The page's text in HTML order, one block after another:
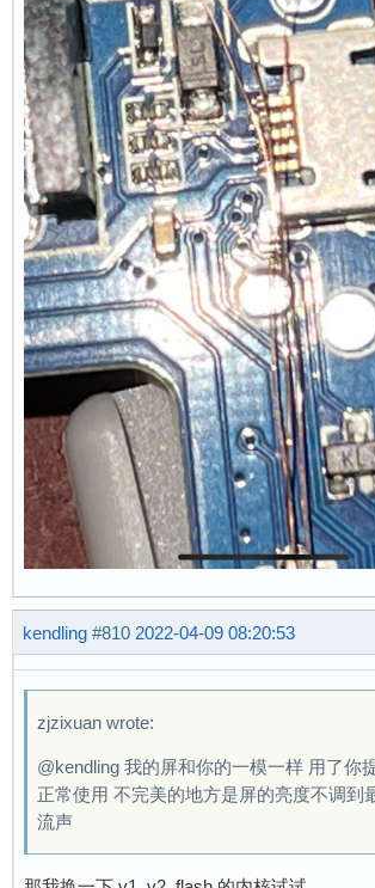
kendling #810 2022-04-09 08:20:53
zjzixuan wrote:
@kendling 我的屏和你的一模一样 用了你
正常使用 不完美的地方是屏的亮度不调到
流声